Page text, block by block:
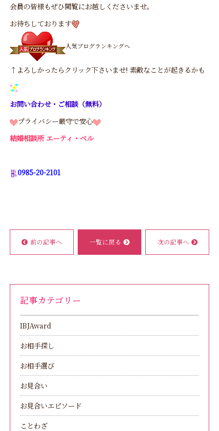
会員の皆様もぜひ閲覧にお越しくださいませ。
お待ちしております
人気ブログランキングへ
↑よろしかったらクリック下さいませ! 素敵なことが起きるかも
お問い合わせ・ご相談（無料）
プライバシー厳守で安心
結婚相談所 エーティ・ベル
0985-20-2101
前の記事へ 一覧に戻る 次の記事へ
記事カテゴリー
IBJAward
お相手探し
お相手選び
お見合い
お見合いエピソード
ことわざ